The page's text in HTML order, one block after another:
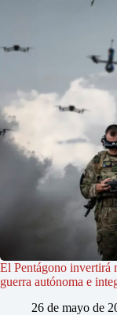
El Pentágono invertirá
guerra autónoma e
26 de mayo de